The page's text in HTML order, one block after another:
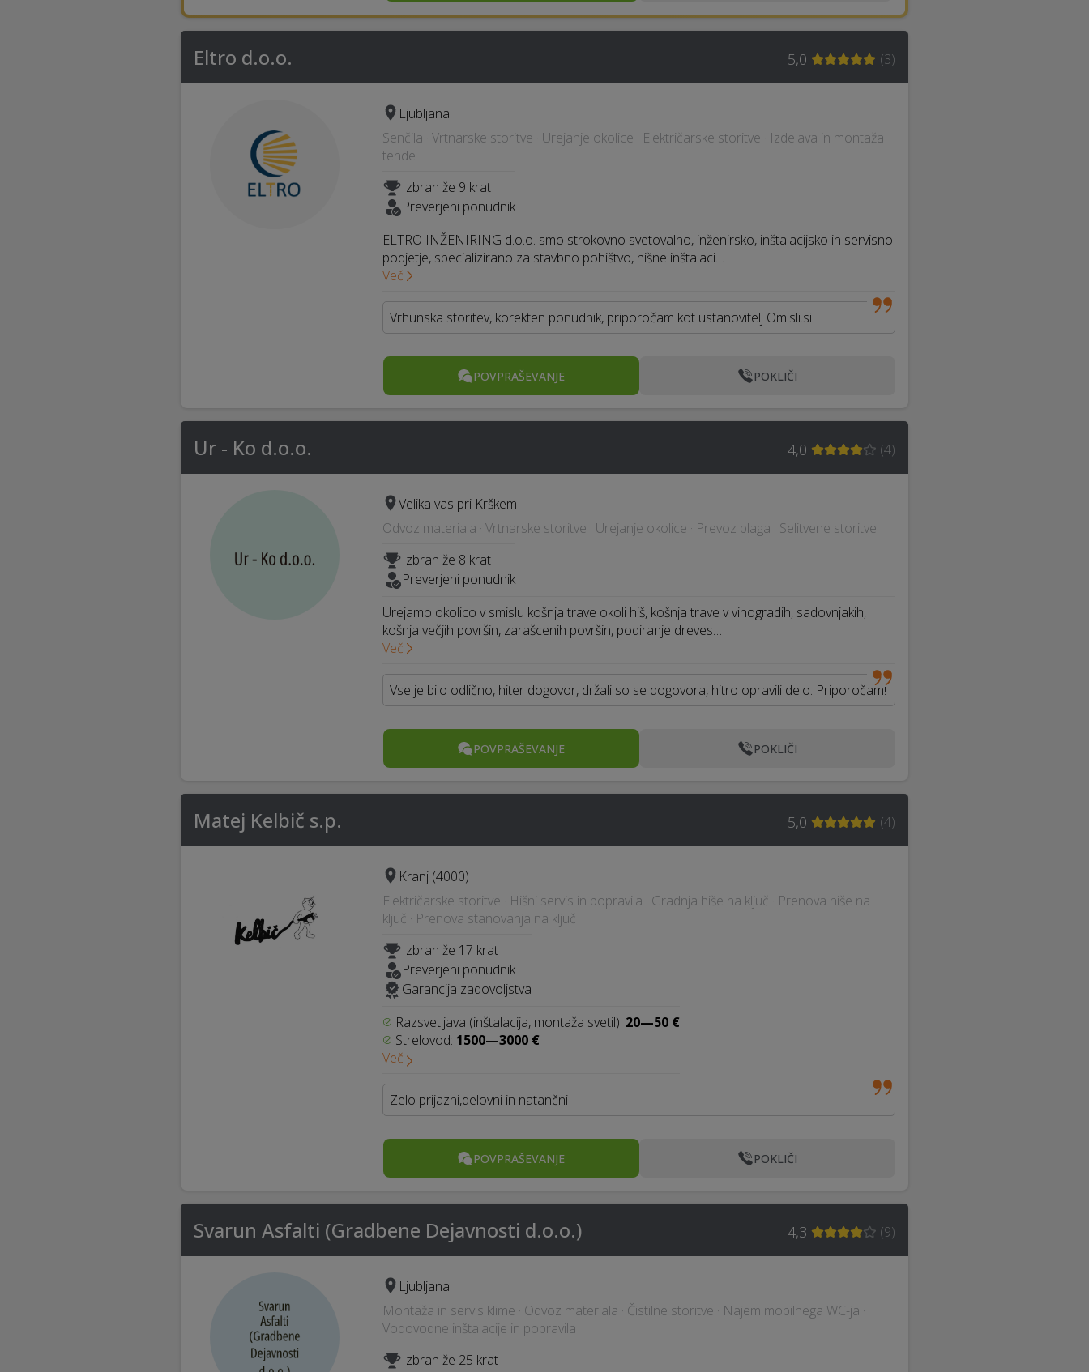
Eltro d.o.o. 5,0 (3)
Ljubljana
Senčila · Vrtnarske storitve · Urejanje okolice · Električarske storitve · Izdelava in montaža
tende
Izbran že 9 krat
Preverjeni ponudnik
ELTRO INŽENIRING d.o.o. smo strokovno svetovalno, inženirsko, inštalacijsko in servisno
podjetje, specializirano za stavbno pohištvo, hišne inštalaci…
Več
Vrhunska storitev, korekten ponudnik, priporočam kot ustanovitelj Omisli.si
POVPRAŠEVANJE POKLIČI
Ur - Ko d.o.o. 4,0 (4)
Velika vas pri Krškem
Odvoz materiala · Vrtnarske storitve · Urejanje okolice · Prevoz blaga · Selitvene storitve
Izbran že 8 krat
Preverjeni ponudnik
Urejamo okolico v smislu košnja trave okoli hiš, košnja trave v vinogradih, sadovnjakih,
košnja večjih površin, zarašcenih površin, podiranje dreves…
Več
Vse je bilo odlično, hiter dogovor, držali so se dogovora, hitro opravili delo. Priporočam!
POVPRAŠEVANJE POKLIČI
Matej Kelbič s.p. 5,0 (4)
Kranj (4000)
Električarske storitve · Hišni servis in popravila · Gradnja hiše na ključ · Prenova hiše na
ključ · Prenova stanovanja na ključ
Izbran že 17 krat
Preverjeni ponudnik
Garancija zadovoljstva
Razsvetljava (inštalacija, montaža svetil): 20—50 €
Strelovod: 1500—3000 €
Več
Zelo prijazni,delovni in natančni
POVPRAŠEVANJE POKLIČI
Svarun Asfalti (Gradbene Dejavnosti d.o.o.) 4,3 (9)
Ljubljana
Montaža in servis klime · Odvoz materiala · Čistilne storitve · Najem mobilnega WC-ja ·
Vodovodne inštalacije in popravila
Izbran že 25 krat